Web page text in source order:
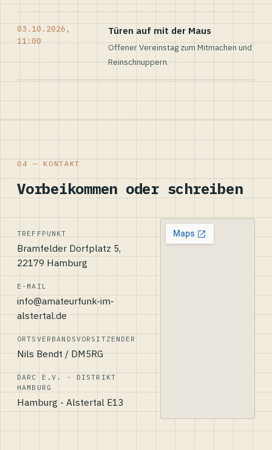
03.10.2026,
11:00
Türen auf mit der Maus
Offener Vereinstag zum Mitmachen und
Reinschnuppern.
04 — KONTAKT
Vorbeikommen oder schreiben
TREFFPUNKT
Bramfelder Dorfplatz 5,
22179 Hamburg
E-MAIL
info@amateurfunk-im-
alstertal.de
ORTSVERBANDSVORSITZENDER
Nils Bendt / DM5RG
DARC E.V. - DISTRIKT
HAMBURG
Hamburg - Alstertal E13